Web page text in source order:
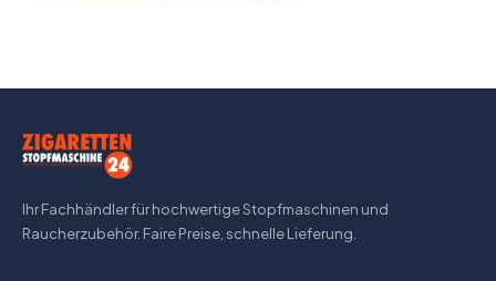
Ihr Fachhändler für hochwertige Stopfmaschinen und
Raucherzubehör. Faire Preise, schnelle Lieferung.